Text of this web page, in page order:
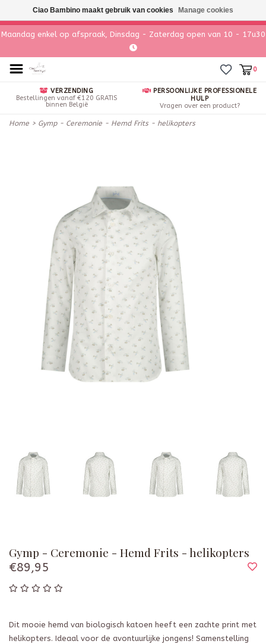
Maandag enkel op afspraak, Dinsdag - Zaterdag open van 10 - 17u30
0
VERZENDING
Bestellingen vanaf €120 GRATIS
binnen België
PERSOONLIJKE PROFESSIONELE
HULP
Vragen over een product?
Home > Gymp - Ceremonie - Hemd Frits - helikopters
Gymp - Ceremonie - Hemd Frits - helikopters
€89,95
Dit mooie hemd van biologisch katoen heeft een zachte print met
helikopters. Ideaal voor de avontuurlijke jongens! Samenstelling
Ciao Bambino maakt gebruik van cookies Manage cookies